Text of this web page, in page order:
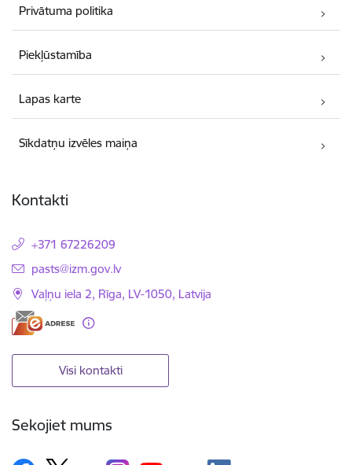
Privātuma politika
Piekļūstamība
Lapas karte
Sīkdatņu izvēles maiņa
Kontakti
+371 67226209
E-pasts:
pasts@izm.gov.lv
Vaļņu iela 2, Rīga, LV-1050, Latvija
Visi kontakti
Sekojiet mums